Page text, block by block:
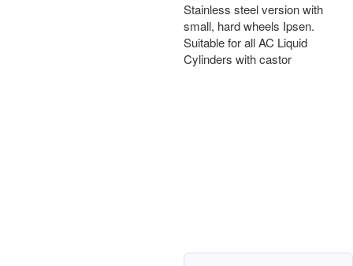
Stainless steel version with
small, hard wheels Ipsen.
Suitable for all AC Liquid
Cylinders with castor